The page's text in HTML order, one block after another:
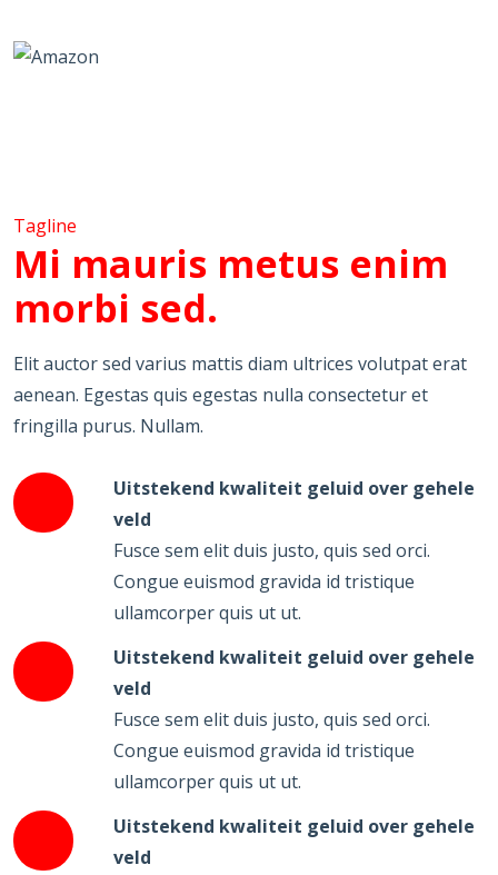
Tagline
Mi mauris metus enim
morbi sed.
Elit auctor sed varius mattis diam ultrices volutpat erat
aenean. Egestas quis egestas nulla consectetur et
fringilla purus. Nullam.
Uitstekend kwaliteit geluid over gehele
veld
Fusce sem elit duis justo, quis sed orci.
Congue euismod gravida id tristique
ullamcorper quis ut ut.
Uitstekend kwaliteit geluid over gehele
veld
Fusce sem elit duis justo, quis sed orci.
Congue euismod gravida id tristique
ullamcorper quis ut ut.
Uitstekend kwaliteit geluid over gehele
veld